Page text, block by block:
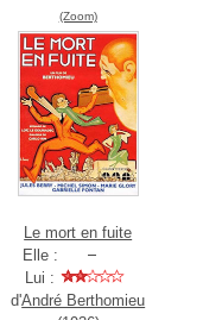
(Zoom)
Le mort en fuite
Elle :
Lui :
d'André Berthomieu